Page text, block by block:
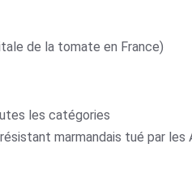
de la tomate en France)
les catégories
marmandais tué par les